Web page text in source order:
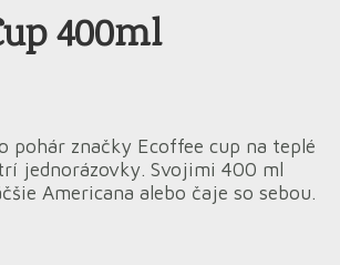
400ml
značky Ecoffee cup na teplé
jednorázovky. Svojimi 400 ml
Americana alebo čaje so sebou.